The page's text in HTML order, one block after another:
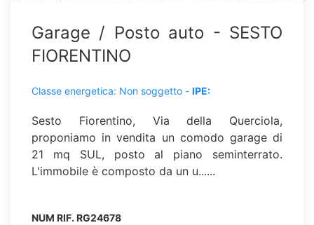
Garage / Posto auto - SESTO
FIORENTINO
Classe energetica: Non soggetto - IPE:
Sesto Fiorentino, Via della Querciola,
proponiamo in vendita un comodo garage di
21 mq SUL, posto al piano seminterrato.
L'immobile è composto da un u......
NUM RIF. RG24678